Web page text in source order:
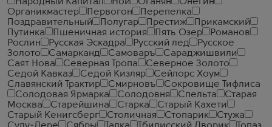
Органикмастер
Первогон
Перепелка
Поздравительный
Полугар Престиж
Прикамский
Путинка
Пшеничная история Пять Озер
Романов
Рослин
Русская Эскадра Русский лед
Русское
Золото
Самарканд Самоваръ
Сараджишвили
Саят Нова
Северная Тропа
Северное Золото
Седой Кавказ
Седой Кизляр
Сейлорс Хоум
Славянский Трактир
Смирновъ
Сокровище Тифлиса
Солодовая Ярмарка
Солодовня Спельта
Старая
Москва
Старейшина Старка
Старый Кахети
Старый Кенигсберг
Столичная Стопарик
Стужа